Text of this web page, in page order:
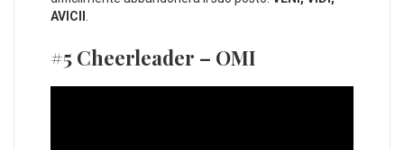
AVICII
#5 Cheerleader – OMI